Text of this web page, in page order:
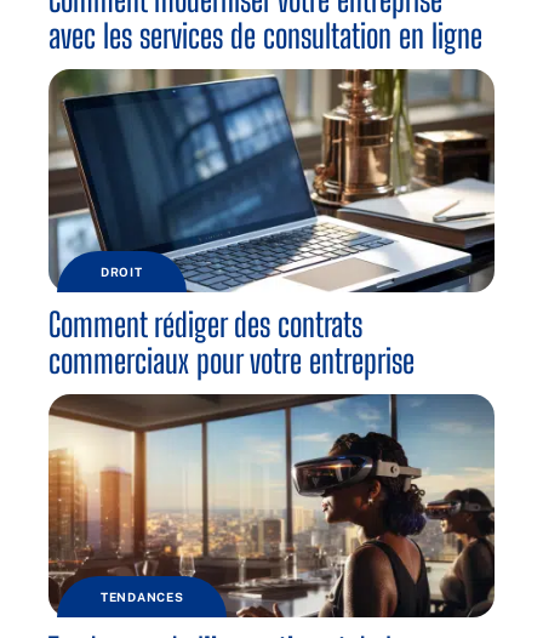
avec les services de consultation en ligne
DROIT
Comment rédiger des contrats
commerciaux pour votre entreprise
TENDANCES